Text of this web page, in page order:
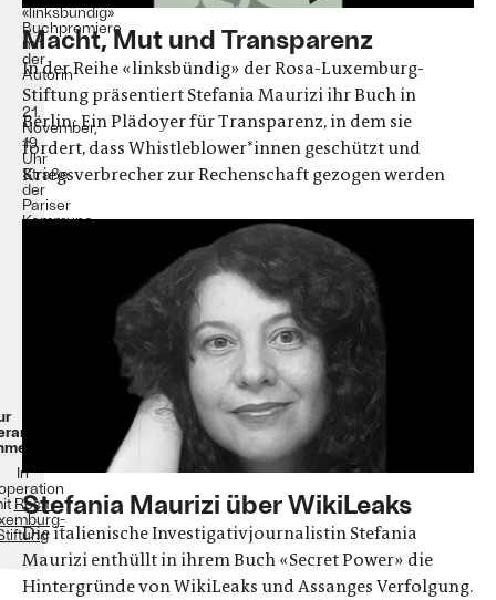
«linksbündig»
Buchpremiere
mit
der
Autorin
21.
November,
19
Uhr
Straße
der
Pariser
Kommune
(Ressortleiterin
nd.DieWoche)
In
Rosa-
Macht, Mut und Transparenz
In der Reihe «linksbündig» der Rosa-Luxemburg-
Stiftung präsentiert Stefania Maurizi ihr Buch in
Berlin: Ein Plädoyer für Transparenz, in dem sie
fordert, dass Whistleblower*innen geschützt und
Kriegsverbrecher zur Rechenschaft gezogen werden
Stefania Maurizi über WikiLeaks
Die italienische Investigativjournalistin Stefania
Maurizi enthüllt in ihrem Buch «Secret Power» die
Hintergründe von WikiLeaks und Assanges Verfolgung.